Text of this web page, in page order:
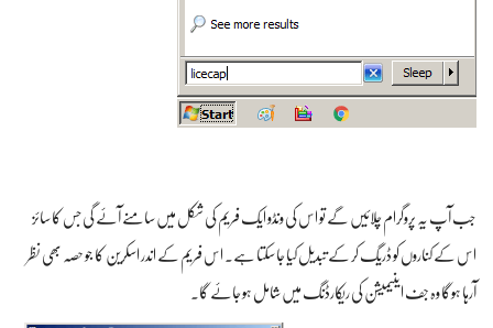
جب آپ یہ پروگرام چلائیں گے تو اس کی ونڈو ایک فریم کی شکل میں سامنے آئے گی جس کا سائز
اس کے کناروں کو ڈریگ کر کے تبدیل کیا جا سکتا ہے۔ اس فریم کے اندر اسکرین کا جو حصہ بھی نظر
آرہا ہوگا وہ جف اینیمیشن کی ریکارڈنگ میں شامل ہو جائے گا۔